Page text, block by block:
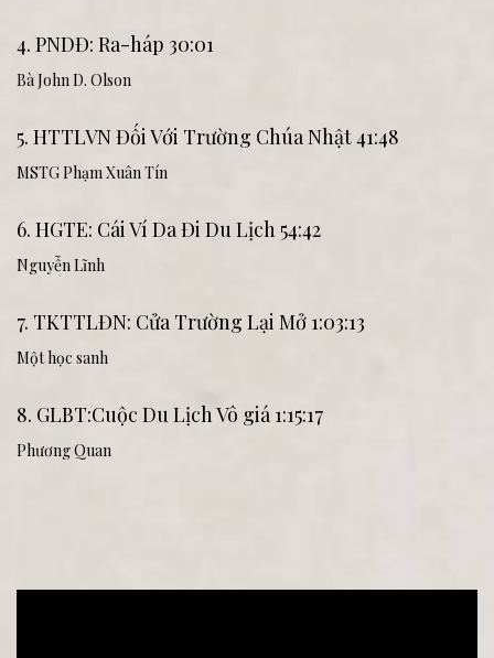
4. PNDĐ: Ra-háp 30:01
Bà John D. Olson
5. HTTLVN Đối Với Trường Chúa Nhật 41:48
MSTG Phạm Xuân Tín
6. HGTE: Cái Ví Da Đi Du Lịch 54:42
Nguyễn Lĩnh
7. TKTTLĐN: Cửa Trường Lại Mở 1:03:13
Một học sanh
8. GLBT:Cuộc Du Lịch Vô giá 1:15:17
Phương Quan